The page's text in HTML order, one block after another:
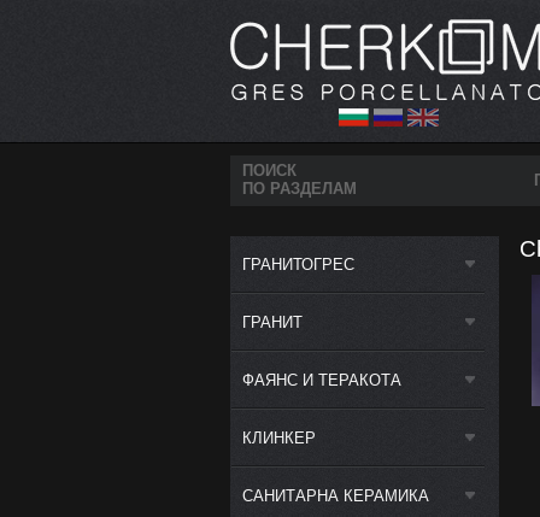
ПОИСК
ПО РАЗДЕЛАМ
ГРАНИТОГРЕС
ГРАНИТ
ФАЯНС И ТЕРАКОТА
КЛИНКЕР
САНИТАРНА КЕРАМИКА